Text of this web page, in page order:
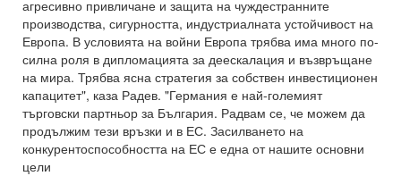
агресивно привличане и защита на чуждестранните
производства, сигурността, индустриалната устойчивост на
Европа. В условията на войни Европа трябва има много по-
силна роля в дипломацията за деескалация и възвръщане
на мира. Трябва ясна стратегия за собствен инвестиционен
капацитет", каза Радев. "Германия е най-големият
търговски партньор за България. Радвам се, че можем да
продължим тези връзки и в ЕС. Засилването на
конкурентоспособността на ЕС е една от нашите основни
цели